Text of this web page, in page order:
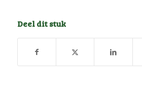
Deel dit stuk